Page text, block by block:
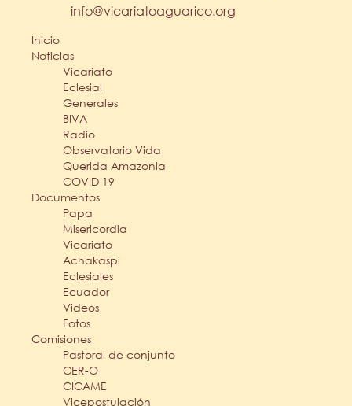
info@vicariatoaguarico.org
Inicio
Noticias
Vicariato
Eclesial
Generales
BIVA
Radio
Observatorio Vida
Querida Amazonia
COVID 19
Documentos
Papa
Misericordia
Vicariato
Achakaspi
Eclesiales
Ecuador
Videos
Fotos
Comisiones
Pastoral de conjunto
CER-O
CICAME
Vicepostulación